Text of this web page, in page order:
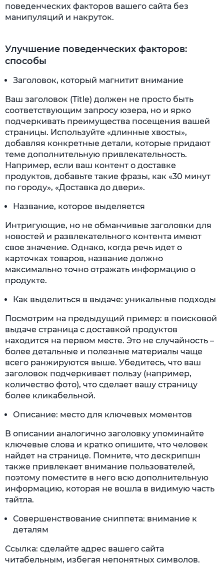
поведенческих факторов вашего сайта без
манипуляций и накруток.
Улучшение поведенческих факторов:
способы
Заголовок, который магнитит внимание
Ваш заголовок (Title) должен не просто быть
соответствующим запросу юзера, но и ярко
подчеркивать преимущества посещения вашей
страницы. Используйте «длинные хвосты»,
добавляя конкретные детали, которые придают
теме дополнительную привлекательность.
Например, если ваш контент о доставке
продуктов, добавьте такие фразы, как «30 минут
по городу», «Доставка до двери».
Название, которое выделяется
Интригующие, но не обманчивые заголовки для
новостей и развлекательного контента имеют
свое значение. Однако, когда речь идет о
карточках товаров, название должно
максимально точно отражать информацию о
продукте.
Как выделиться в выдаче: уникальные подходы
Посмотрим на предыдущий пример: в поисковой
выдаче страница с доставкой продуктов
находится на первом месте. Это не случайность –
более детальные и полезные материалы чаще
всего ранжируются выше. Убедитесь, что ваш
заголовок подчеркивает пользу (например,
количество фото), что сделает вашу страницу
более кликабельной.
Описание: место для ключевых моментов
В описании аналогично заголовку упоминайте
ключевые слова и кратко опишите, что человек
найдет на странице. Помните, что дескрипшн
также привлекает внимание пользователей,
поэтому поместите в него всю дополнительную
информацию, которая не вошла в видимую часть
тайтла.
Совершенствование сниппета: внимание к
деталям
Ссылка: сделайте адрес вашего сайта
читабельным, избегая непонятных символов.